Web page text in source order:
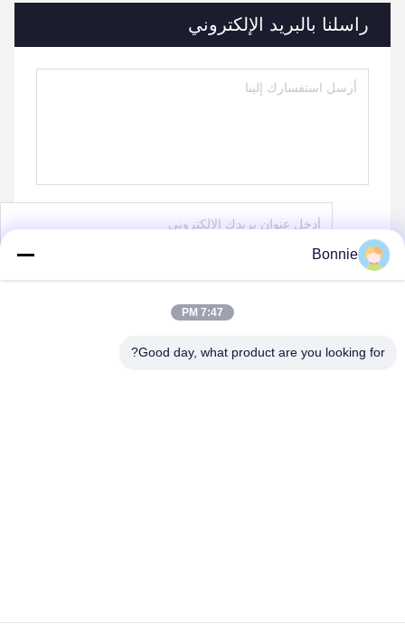
راسلنا بالبريد الإلكتروني
Bonnie
7:47 PM
Good day, what product are you looking for?